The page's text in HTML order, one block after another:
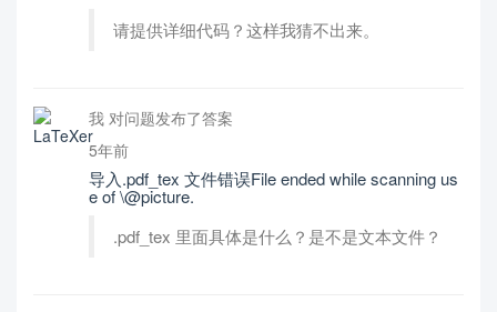
请提供详细代码？这样我猜不出来。
我 对问题发布了答案
5年前
导入.pdf_tex 文件错误File ended while scanning us
e of \@picture.
.pdf_tex 里面具体是什么？是不是文本文件？